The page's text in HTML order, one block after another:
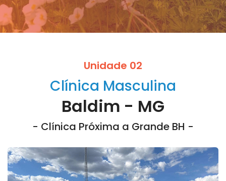
Unidade 02
Clínica Masculina
Baldim - MG
- Clínica Próxima a Grande BH -